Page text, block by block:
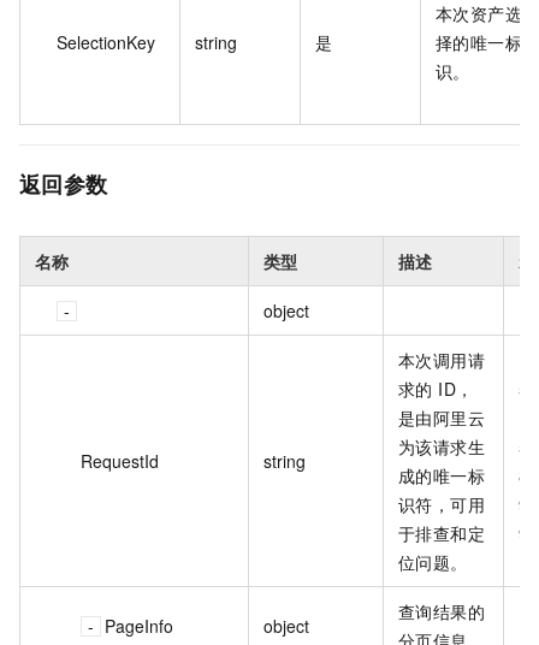
SelectionKey string 是
本次资产选
择的唯一标
识。
返回参数
名称 类型 描述
object
RequestId string
本次调用请
求的 ID，
是由阿里云
为该请求生
成的唯一标
识符，可用
于排查和定
位问题。
PageInfo object
查询结果的
分页信息。